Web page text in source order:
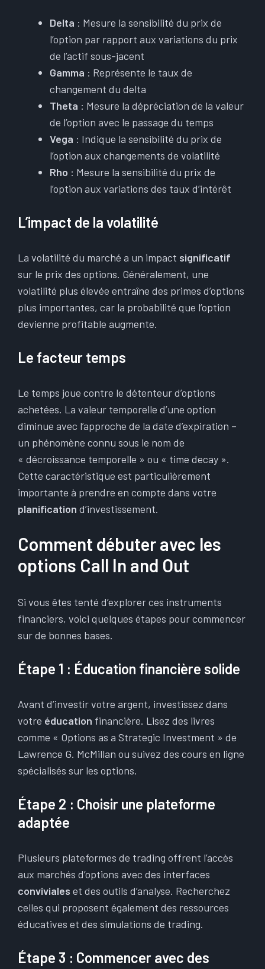
Delta : Mesure la sensibilité du prix de
l’option par rapport aux variations du prix
de l’actif sous-jacent
Gamma : Représente le taux de
changement du delta
Theta : Mesure la dépréciation de la valeur
de l’option avec le passage du temps
Vega : Indique la sensibilité du prix de
l’option aux changements de volatilité
Rho : Mesure la sensibilité du prix de
l’option aux variations des taux d’intérêt
L’impact de la volatilité
La volatilité du marché a un impact significatif
sur le prix des options. Généralement, une
volatilité plus élevée entraîne des primes d’options
plus importantes, car la probabilité que l’option
devienne profitable augmente.
Le facteur temps
Le temps joue contre le détenteur d’options
achetées. La valeur temporelle d’une option
diminue avec l’approche de la date d’expiration –
un phénomène connu sous le nom de
« décroissance temporelle » ou « time decay ».
Cette caractéristique est particulièrement
importante à prendre en compte dans votre
planification d’investissement.
Comment débuter avec les
options Call In and Out
Si vous êtes tenté d’explorer ces instruments
financiers, voici quelques étapes pour commencer
sur de bonnes bases.
Étape 1 : Éducation financière solide
Avant d’investir votre argent, investissez dans
votre éducation financière. Lisez des livres
comme « Options as a Strategic Investment » de
Lawrence G. McMillan ou suivez des cours en ligne
spécialisés sur les options.
Étape 2 : Choisir une plateforme
adaptée
Plusieurs plateformes de trading offrent l’accès
aux marchés d’options avec des interfaces
conviviales et des outils d’analyse. Recherchez
celles qui proposent également des ressources
éducatives et des simulations de trading.
Étape 3 : Commencer avec des